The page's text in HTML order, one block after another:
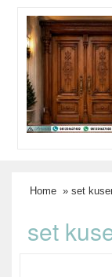
Home » set
set